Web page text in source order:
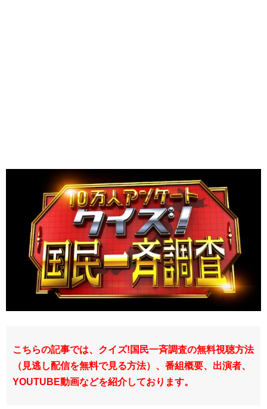
こちらの記事では、クイズ!国民一斉調査の無料視聴方法
（見逃し配信を無料で見る方法）、番組概要、出演者、
YOUTUBE動画などを紹介しております。